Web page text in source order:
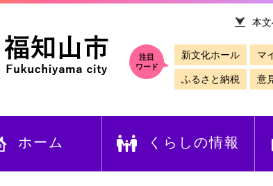
本
注目
ワード
新文化ホール マ
ふるさと納税 意
ホーム くらしの情報